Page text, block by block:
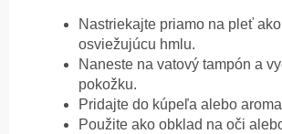
Nastriekajte priamo na pleť
osviežujúcu hmlu.
Naneste na vatový tampón a
pokožku.
Pridajte do kúpeľa alebo
Použite ako obklad na oči